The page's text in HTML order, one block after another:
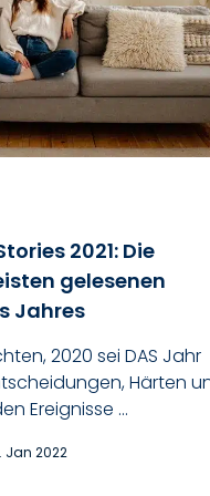
2021: Die
gelesenen
Jahres
2020 sei DAS Jahr
Härten
Ereignisse ...
Jan 2022